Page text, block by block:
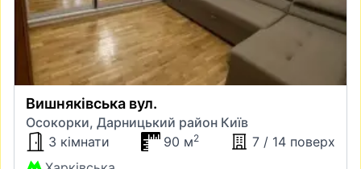
Вишняківська вул.
Осокорки, Дарницький район Київ
3 кімнати
90 м2
7 / 14 поверх